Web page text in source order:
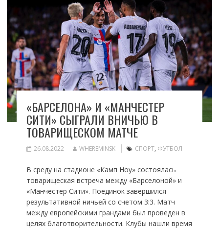
«БАРСЕЛОНА» И «МАНЧЕСТЕР
СИТИ» СЫГРАЛИ ВНИЧЬЮ В
ТОВАРИЩЕСКОМ МАТЧЕ
26.08.2022 WHEREMINSK СПОРТ, ФУТБОЛ
В среду на стадионе «Камп Ноу» состоялась
товарищеская встреча между «Барселоной» и
«Манчестер Сити». Поединок завершился
результативной ничьей со счетом 3:3. Матч
между европейскими грандами был проведен в
целях благотворительности. Клубы нашли время